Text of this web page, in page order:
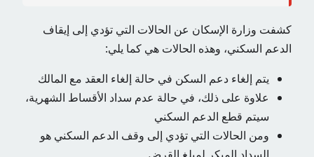
كشفت وزارة الإسكان عن الحالات التي تؤدي إلى إيقاف
الدعم السكني، وهذه الحالات هي كما يلي:
يتم إلغاء دعم السكن في حالة إلغاء العقد مع المالك
علاوة على ذلك، في حالة عدم سداد الأقساط الشهرية،
سيتم قطع الدعم السكني
ومن الحالات التي تؤدي إلى وقف الدعم السكني هو
السداد المبكر لمبلغ القرض